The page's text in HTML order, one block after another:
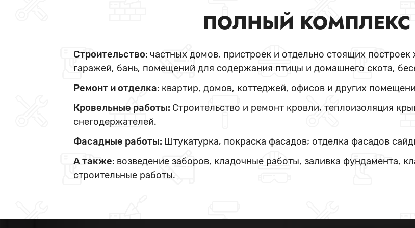
ПОЛНЫЙ КОМПЛЕКС
Строительство: частных домов, пристроек и отдельно стоящих построек
гаражей, бань, помещений для содержания птицы и домашнего скота,
Ремонт и отделка: квартир, домов, коттеджей, офисов и других
Кровельные работы: Строительство и ремонт кровли, теплоизоляция
снегодержателей.
Фасадные работы: Штукатурка, покраска фасадов; отделка фасадов
А также: возведение заборов, кладочные работы, заливка фундамента,
строительные работы.